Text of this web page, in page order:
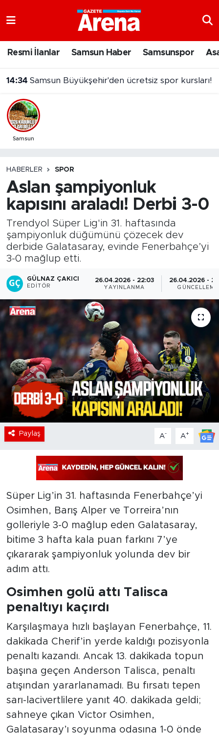
Resmi İlanlar Samsun Haber Samsunspor
14:34 Samsun Büyükşehir'den ücretsiz spor kursları!
Samsun
HABERLER SPOR
Aslan şampiyonluk
kapısını araladı! Derbi 3-0
Trendyol Süper Lig'in 31. haftasında
şampiyonluk düğümünü çözecek dev
derbide Galatasaray, evinde Fenerbahçe’yi
3-0 mağlup etti.
GÜLNAZ ÇAKICI
EDITÖR
26.04.2026 - 22:03
YAYINLANMA
26.04.2026 -
GÜNCELLEME
Paylaş A- A+
Süper Lig’in 31. haftasında Fenerbahçe’yi
Osimhen, Barış Alper ve Torreira’nın
golleriyle 3-0 mağlup eden Galatasaray,
bitime 3 hafta kala puan farkını 7’ye
çıkararak şampiyonluk yolunda dev bir
adım attı.
Osimhen golü attı Talisca
penaltıyı kaçırdı
Karşılaşmaya hızlı başlayan Fenerbahçe, 11.
dakikada Cherif’in yerde kaldığı pozisyonla
penaltı kazandı. Ancak 13. dakikada topun
başına geçen Anderson Talisca, penaltı
atışından yararlanamadı. Bu fırsatı tepen
sarı-lacivertlilere yanıt 40. dakikada geldi;
sahneye çıkan Victor Osimhen,
Galatasaray’ı soyunma odasına 1-0 önde
Samsun Namaz Vakitleri
Trafik Durumu
Süper Lig Puan Durumu ve Fikstür
Son Dakika Haberleri
Haber Arşivi